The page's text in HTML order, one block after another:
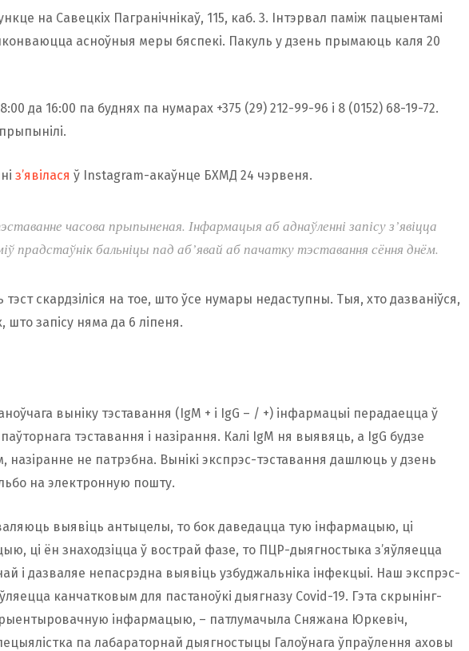
на Савецкіх Пагранічнікаў, 115, каб. 3. Інтэрвал паміж пацыентамі
асноўныя меры бяспекі. Пакуль у дзень прымаюць каля 20
да 16:00 па буднях па нумарах +375 (29) 212-99-96 і 8 (0152) 68-19-72.
з’явілася ў Instagram-акаўнце БХМД 24 чэрвеня.
часова прыпыненая. Інфармацыя аб аднаўленні запісу з’явіцца
прадстаўнік бальніцы пад аб’явай аб пачатку тэставання сёння днём.
тэст скардзіліся на тое, што ўсе нумары недаступны. Тыя, хто дазваніўся,
што запісу няма да 6 ліпеня.
выніку тэставання (IgM + і IgG – / +) інфармацыі перадаецца ў
тэставання і назірання. Калі IgM ня выявяць, а IgG будзе
не патрэбна. Вынікі экспрэс-тэставання дашлюць у дзень
на электронную пошту.
выявіць антыцелы, то бок даведацца тую інфармацыю, ці
ці ён знаходзіцца ў вострай фазе, то ПЦР-дыягностыка з’яўляецца
і дазваляе непасрэдна выявіць узбуджальніка інфекцыі. Наш экспрэс-
канчатковым для пастаноўкі дыягназу Covid-19. Гэта скрынінг-
інфармацыю, – патлумачыла Сняжана Юркевіч,
па лабараторнай дыягностыцы Галоўнага ўпраўлення аховы